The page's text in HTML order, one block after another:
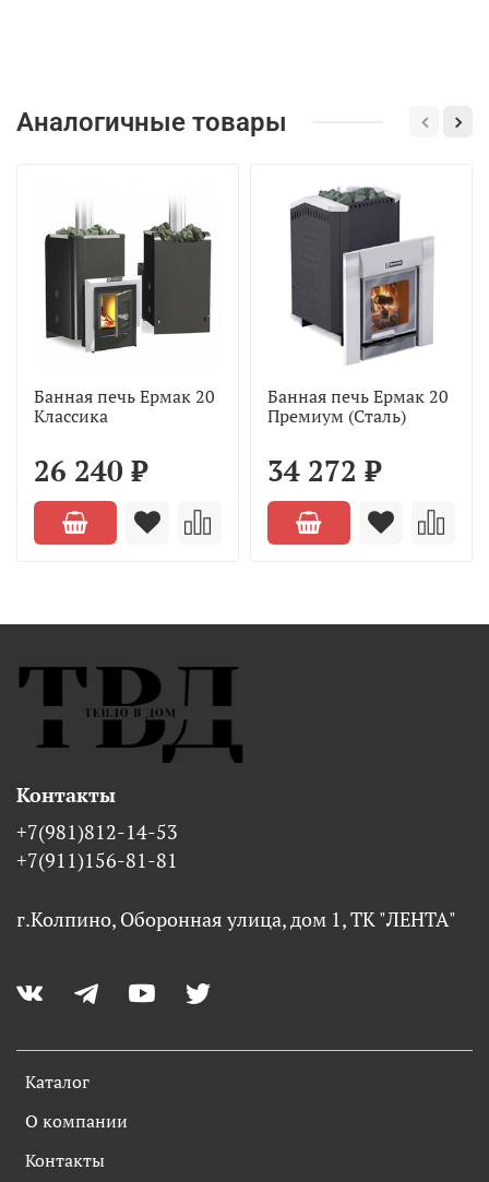
Аналогичные товары
Банная печь Ермак 20
Классика
26 240 ₽
Банная печь Ермак 20
Премиум (Сталь)
34 272 ₽
Каталог
О компании
Контакты
Контакты
+7(981)812-14-53
+7(911)156-81-81
г.Колпино, Оборонная улица, дом 1, ТК "ЛЕНТА"